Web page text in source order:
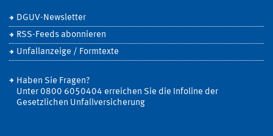
DGUV-Newsletter
RSS-Feeds abonnieren
Unfallanzeige / Formtexte
Haben Sie Fragen?
Unter 0800 6050404 erreichen Sie die Infoline der
Gesetzlichen Unfallversicherung